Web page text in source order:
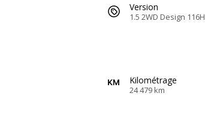
Version
1.5 2WD Design 116H
Kilométrage
24 479 km